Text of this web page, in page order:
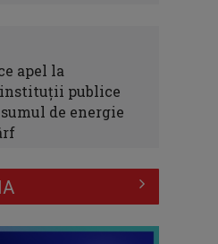
apel la
publice
de energie